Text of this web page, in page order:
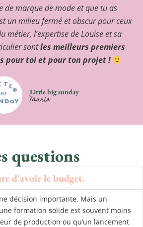
de marque de mode et que tu as
un milieu fermé et obscur pour ceux
métier, l’expertise de Louise et sa
sontles meilleurs premiers
pour toi et pour ton projet !
Little big sunday
Marie
questions
d'avoir le budget.
décision importante. Mais un
formation solide est souvent moins
de production ou qu’un lancement